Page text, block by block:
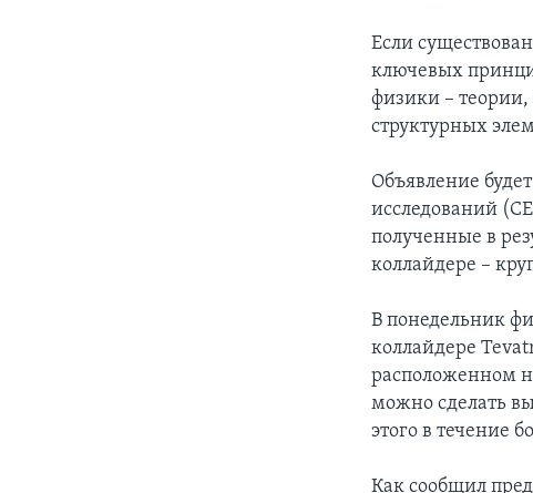
Если
ключевых
физики – теории,
структурных
Объявление
исследований
полученные в
коллайдере –
В понедельник
коллайдере
расположенном
можно сделать
этого в течение
Как сообщил